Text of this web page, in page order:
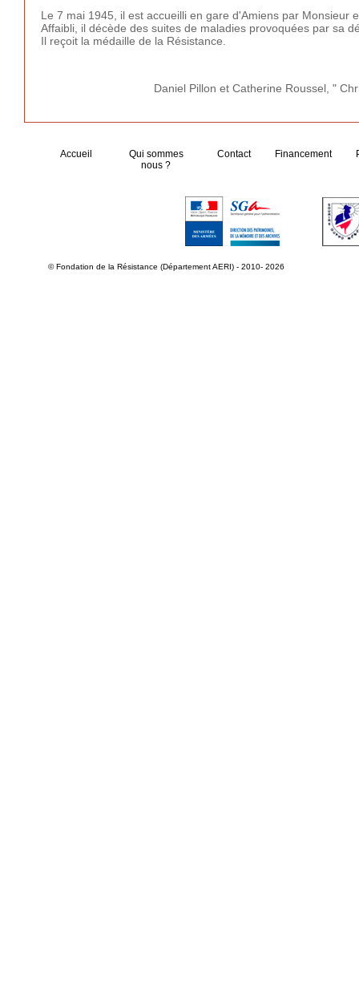
Le 7 mai 1945, il est accueilli en gare d'Amiens par
Affaibli, il décède des suites de maladies provoquées par sa
Il reçoit la médaille de la Résistance.
Daniel Pillon et Catherine Roussel, "
Accueil
Qui sommes
nous ?
Contact Financement
© Fondation de la Résistance (Département AERI) - 2010- 2026